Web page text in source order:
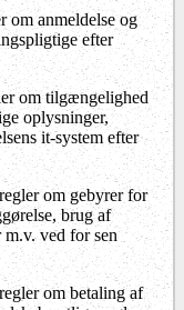
om anmeldelse og
efter
om tilgængelighed
oplysninger,
it-system efter
om gebyrer for
brug af
ved for sen
om betaling af